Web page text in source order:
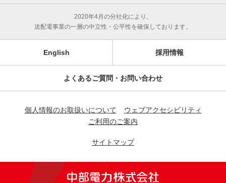
2020年4月の分社化により、
送配電事業の一層の中立性・公平性を確保しております。
English 採用情報
よくあるご質問・お問い合わせ
個人情報のお取扱いについて
ウェブアクセシビリティ
ご利用のご案内
サイトマップ